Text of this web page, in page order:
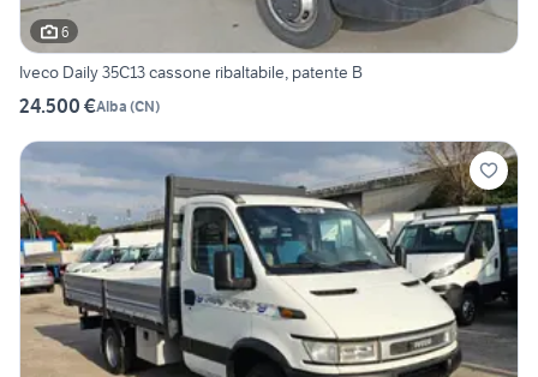
6
Iveco Daily 35C13 cassone ribaltabile, patente B
24.500 €Alba (CN)